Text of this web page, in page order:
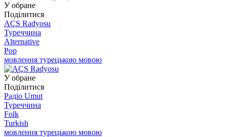
У обране
Поділитися
AÇS Radyosu
Туреччина
Alternative
Pop
мовлення турецькою мовою
У обране
Поділитися
Радіо Umut
Туреччина
Folk
Turkish
мовлення турецькою мовою